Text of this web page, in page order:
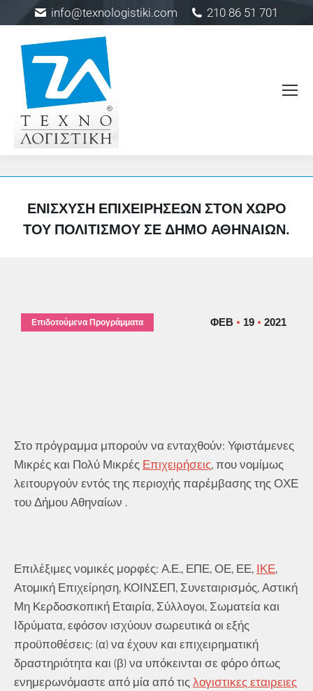
info@texnologistiki.com 210 86 51 701
ΕΝΊΣΧΥΣΗ ΕΠΙΧΕΙΡΉΣΕΩΝ ΣΤΟΝ ΧΏΡΟ
ΤΟΥ ΠΟΛΙΤΙΣΜΟΎ ΣΕ ΔΉΜΟ ΑΘΗΝΑΊΩΝ.
ΦΕΒ 19 2021
Επιδοτούμενα Προγράμματα
Στο πρόγραμμα μπορούν να ενταχθούν: Υφιστάμενες
Μικρές και Πολύ Μικρές Επιχειρήσεις, που νομίμως
λειτουργούν εντός της περιοχής παρέμβασης της ΟΧΕ
του Δήμου Αθηναίων .
Επιλέξιμες νομικές μορφές: Α.Ε., ΕΠΕ, ΟΕ, ΕΕ, ΙΚΕ,
Ατομική Επιχείρηση, ΚΟΙΝΣΕΠ, Συνεταιρισμός, Αστική
Μη Κερδοσκοπική Εταιρία, Σύλλογοι, Σωματεία και
Ιδρύματα, εφόσον ισχύουν σωρευτικά οι εξής
προϋποθέσεις: (α) να έχουν και επιχειρηματική
δραστηριότητα και (β) να υπόκεινται σε φόρο όπως
ενημερωνόμαστε από μία από τις λογιστικες εταιρειες